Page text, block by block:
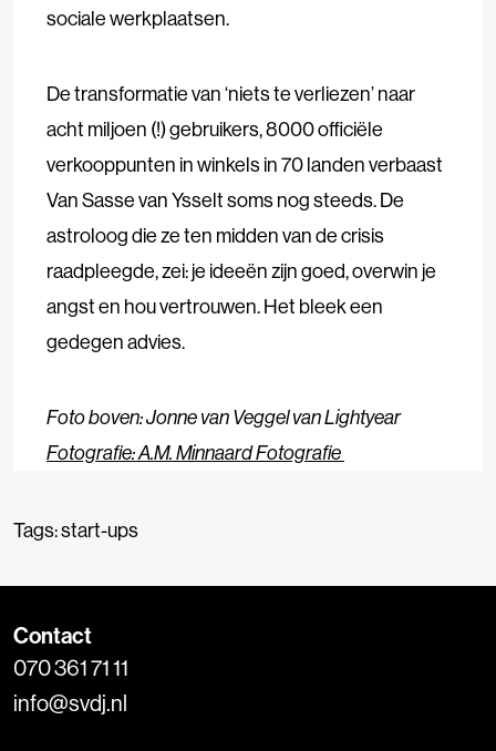
sociale werkplaatsen.
De transformatie van ‘niets te verliezen’ naar
acht miljoen (!) gebruikers, 8000 officiële
verkooppunten in winkels in 70 landen verbaast
Van Sasse van Ysselt soms nog steeds. De
astroloog die ze ten midden van de crisis
raadpleegde, zei: je ideeën zijn goed, overwin je
angst en hou vertrouwen. Het bleek een
gedegen advies.
Foto boven: Jonne van Veggel van Lightyear
Fotografie: A.M. Minnaard Fotografie
Tags:start-ups
Contact
070 361 71 11
info@svdj.nl